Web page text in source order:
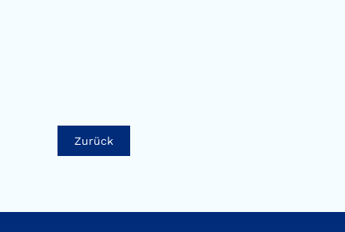
Zurück